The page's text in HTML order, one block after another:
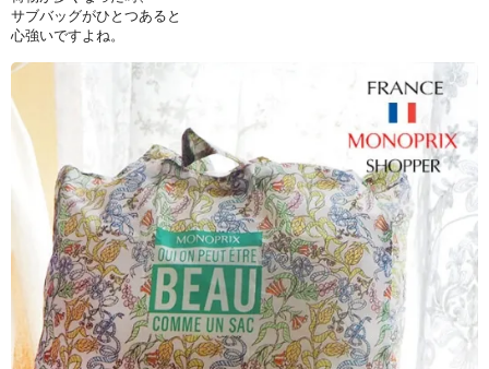
サブバッグがひとつあると
心強いですよね。